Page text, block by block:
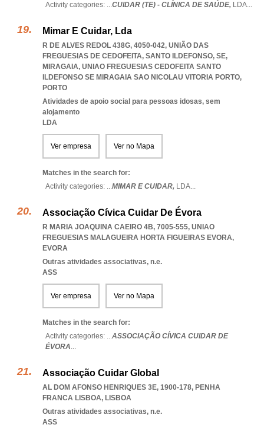
Activity categories: ...CUIDAR (TE) - CLÍNICA DE SAÚDE, LDA...
Mimar E Cuidar, Lda
R DE ALVES REDOL 438G, 4050-042, UNIÃO DAS
FREGUESIAS DE CEDOFEITA, SANTO ILDEFONSO, SE,
MIRAGAIA, UNIAO FREGUESIAS CEDOFEITA SANTO
ILDEFONSO SE MIRAGAIA SAO NICOLAU VITORIA PORTO,
PORTO
Atividades de apoio social para pessoas idosas, sem
alojamento
LDA
Ver empresa Ver no Mapa
Matches in the search for:
Activity categories: ...MIMAR E CUIDAR, LDA...
Associação Cívica Cuidar De Évora
R MARIA JOAQUINA CAEIRO 4B, 7005-555, UNIAO
FREGUESIAS MALAGUEIRA HORTA FIGUEIRAS EVORA,
EVORA
Outras atividades associativas, n.e.
ASS
Ver empresa Ver no Mapa
Matches in the search for:
Activity categories: ...ASSOCIAÇÃO CÍVICA CUIDAR DE
ÉVORA...
Associação Cuidar Global
AL DOM AFONSO HENRIQUES 3E, 1900-178, PENHA
FRANCA LISBOA, LISBOA
Outras atividades associativas, n.e.
ASS